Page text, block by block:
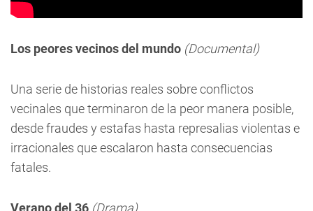
Los peores vecinos del mundo (Documental)
Una serie de historias reales sobre conflictos
vecinales que terminaron de la peor manera posible,
desde fraudes y estafas hasta represalias violentas e
irracionales que escalaron hasta consecuencias
fatales.
Verano del 36 (Drama)